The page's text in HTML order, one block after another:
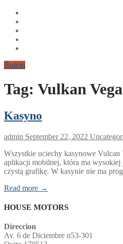
Button
Tag: Vulkan
Kasyno
admin September 22, 2022
Wszystkie uciechy kasynowe Vulcan
aplikacji mobilnej, która ma wysokiej
czystą grafikę. W kasynie nie ma
Read more →
HOUSE MOTORS
Direccion
Av. 6 de Diciembre n53-301